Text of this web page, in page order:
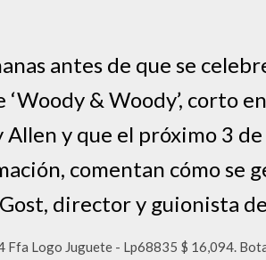
antes de que se
‘Woody & Woody’, corto
y que el próximo 3
comentan cómo se
director y guionista
Logo Juguete - Lp68835 $ 16,094.